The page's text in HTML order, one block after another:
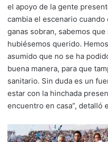
el apoyo de la gente
cambia el escenario cuando
ganas sobran, sabemos
hubiésemos querido.
asumido que no se ha
buena manera, para que
sanitario. Sin duda es un
estar con la hinchada
encuentro en casa”, detalló